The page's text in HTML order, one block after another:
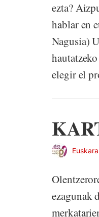
ezta?
hablar en
Nagusia)
elegir el
ezagunak